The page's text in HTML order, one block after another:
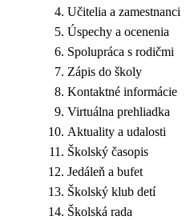
Učitelia a zamestnanci
Úspechy a ocenenia
Spolupráca s rodičmi
Zápis do školy
Kontaktné informácie
Virtuálna prehliadka
Aktuality a udalosti
Školský časopis
Jedáleň a bufet
Školský klub detí
Školská rada